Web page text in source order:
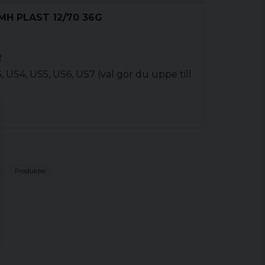
PLAST 12/70 36G
US4, US5, US6, US7 (val gör du uppe till
Produkter